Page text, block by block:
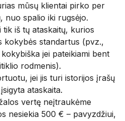
mūsų klientai pirko per
nuo spalio iki rugsėjo.
iš tų ataskaitų, kurios
kokybės standartus (pvz.,
jei pateikiami bent
rodmenis).
jei jis turi istorijos įrašų
ataskaita.
vertę neįtraukėme
nesiekia 500 € – pavyzdžiui,